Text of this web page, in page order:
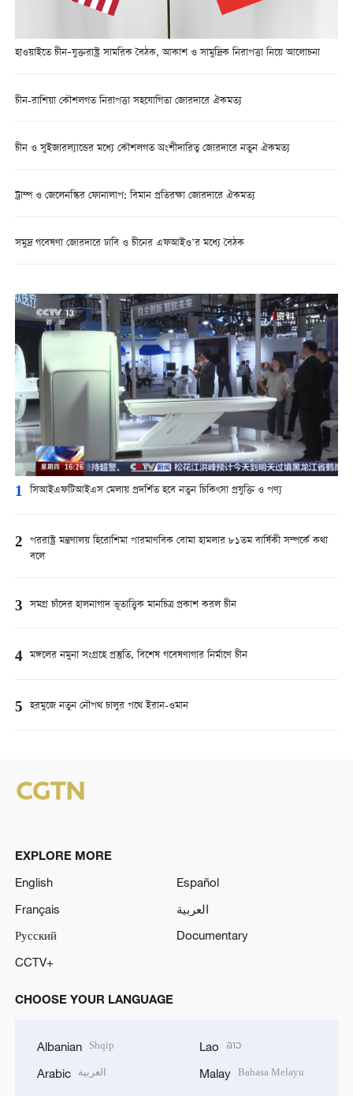
হাওয়াইতে চীন–যুক্তরাষ্ট্র সামরিক বৈঠক, আকাশ ও সামুদ্রিক নিরাপত্তা নিয়ে আলোচনা
চীন-রাশিয়া কৌশলগত নিরাপত্তা সহযোগিতা জোরদারে ঐকমত্য
চীন ও সুইজারল্যান্ডের মধ্যে কৌশলগত অংশীদারিত্ব জোরদারে নতুন ঐকমত্য
ট্রাম্প ও জেলেনস্কির ফোনালাপ: বিমান প্রতিরক্ষা জোরদারে ঐকমত্য
সমুদ্র গবেষণা জোরদারে ঢাবি ও চীনের এফআইও’র মধ্যে বৈঠক
1 সিআইএফটিআইএস মেলায় প্রদর্শিত হবে নতুন চিকিৎসা প্রযুক্তি ও পণ্য
2 পররাষ্ট্র মন্ত্রণালয় হিরোশিমা পারমাণবিক বোমা হামলার ৮১তম বার্ষিকী সম্পর্কে কথা
বলে
3 সমগ্র চাঁদের হালনাগাদ ভূতাত্ত্বিক মানচিত্র প্রকাশ করল চীন
4 মঙ্গলের নমুনা সংগ্রহে প্রস্তুতি, বিশেষ গবেষণাগার নির্মাণে চীন
5 হরমুজে নতুন নৌপথ চালুর পথে ইরান-ওমান
EXPLORE MORE
English
Español
Français
العربية
Русский
Documentary
CCTV+
CHOOSE YOUR LANGUAGE
Albanian Shqip
Arabic العربية
Lao ລາວ
Malay Bahasa Melayu